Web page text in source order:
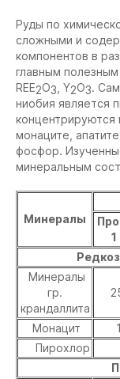
Руды по
сложными и
компонентов в
главным
REE2O3 , Y2O3.
ниобия является
концентрируются
монаците,
фосфор.
минеральным
Минералы
1
Минералы
гр.
крандаллита
Монацит
Пирохлор